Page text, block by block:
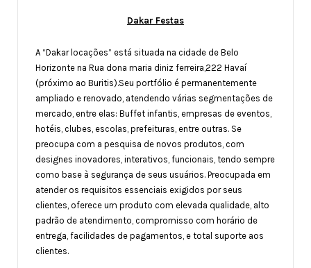
Dakar Festas
A “Dakar locações” está situada na cidade de Belo
Horizonte na Rua dona maria diniz ferreira,222 Havaí
(próximo ao Buritis).Seu portfólio é permanentemente
ampliado e renovado, atendendo várias segmentações de
mercado, entre elas: Buffet infantis, empresas de eventos,
hotéis, clubes, escolas, prefeituras, entre outras. Se
preocupa com a pesquisa de novos produtos, com
designes inovadores, interativos, funcionais, tendo sempre
como base à segurança de seus usuários. Preocupada em
atender os requisitos essenciais exigidos por seus
clientes, oferece um produto com elevada qualidade, alto
padrão de atendimento, compromisso com horário de
entrega, facilidades de pagamentos, e total suporte aos
clientes.